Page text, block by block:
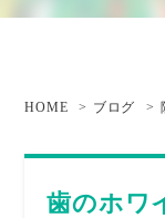
HOME ブログ
歯のホワ